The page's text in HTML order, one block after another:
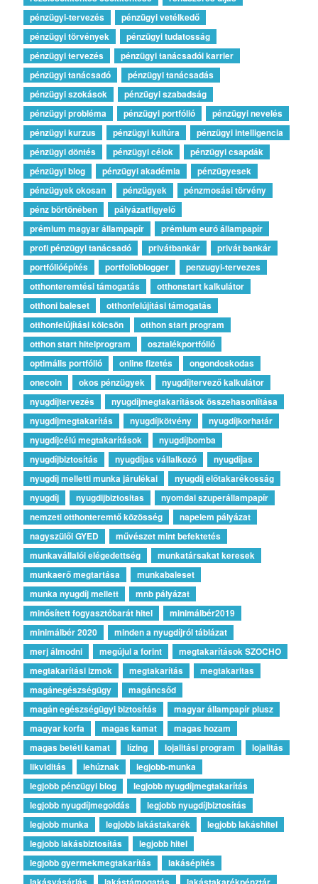
pénzügyi-tervezés
pénzügyi vetélkedő
pénzügyi törvények
pénzügyi tudatosság
pénzügyi tervezés
pénzügyi tanácsadói karrier
pénzügyi tanácsadó
pénzügyi tanácsadás
pénzügyi szokások
pénzügyi szabadság
pénzügyi probléma
pénzügyi portfólió
pénzügyi nevelés
pénzügyi kurzus
pénzügyi kultúra
pénzügyi intelligencia
pénzügyi döntés
pénzügyi célok
pénzügyi csapdák
pénzügyi blog
pénzügyi akadémia
pénzügyesek
pénzügyek okosan
pénzügyek
pénzmosási törvény
pénz börtönében
pályázatfigyelő
prémium magyar állampapír
prémium euró állampapír
profi pénzügyi tanácsadó
privátbankár
privát bankár
portfólióépítés
portfolioblogger
penzugyi-tervezes
otthonteremtési támogatás
otthonstart kalkulátor
otthoni baleset
otthonfelújítási támogatás
otthonfelújítási kölcsön
otthon start program
otthon start hitelprogram
osztalékportfólió
optimális portfólió
online fizetés
ongondoskodas
onecoin
okos pénzügyek
nyugdíjtervező kalkulátor
nyugdíjtervezés
nyugdíjmegtakarítások összehasonlítása
nyugdíjmegtakarítás
nyugdíjkötvény
nyugdíjkorhatár
nyugdíjcélú megtakarítások
nyugdíjbomba
nyugdíjbiztosítás
nyugdíjas vállalkozó
nyugdíjas
nyugdíj melletti munka járulékai
nyugdíj előtakarékosság
nyugdíj
nyugdijbiztositas
nyomdai szuperállampapír
nemzeti otthonteremtő közösség
napelem pályázat
nagyszülői GYED
művészet mint befektetés
munkavállalói elégedettség
munkatársakat keresek
munkaerő megtartása
munkabaleset
munka nyugdíj mellett
mnb pályázat
minősített fogyasztóbarát hitel
minimálbér2019
minimálbér 2020
minden a nyugdíjról táblázat
merj álmodni
megújul a forint
megtakarítások SZOCHO
megtakarítási izmok
megtakarítás
megtakaritas
magánegészségügy
magáncsőd
magán egészségügyi biztosítás
magyar állampapír plusz
magyar korfa
magas kamat
magas hozam
magas betéti kamat
lízing lojalitási program
lojalitás
likviditás
lehúznak
legjobb-munka
legjobb pénzügyi blog
legjobb nyugdíjmegtakarítás
legjobb nyugdíjmegoldás
legjobb nyugdíjbiztosítás
legjobb munka
legjobb lakástakarék
legjobb lakáshitel
legjobb lakásbiztosítás
legjobb hitel
legjobb gyermekmegtakarítás
lakásépítés